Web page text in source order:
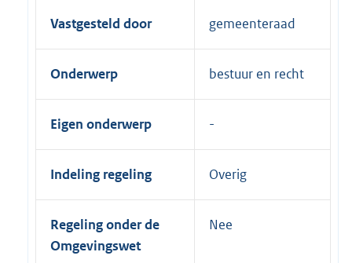
Vastgesteld door gemeenteraad
Onderwerp bestuur en recht
Eigen onderwerp
Indeling regeling Overig
Regeling onder de
Omgevingswet
Nee